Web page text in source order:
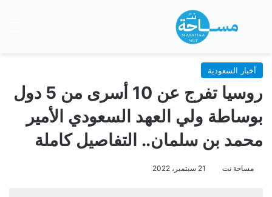
بحث عن
أخبار السعودية
روسيا تفرج عن 10 أسرى من 5 دول
بوساطة ولي العهد السعودي الأمير
محمد بن سلمان.. التفاصيل كاملة
مساحة نت 21 سبتمبر، 2022